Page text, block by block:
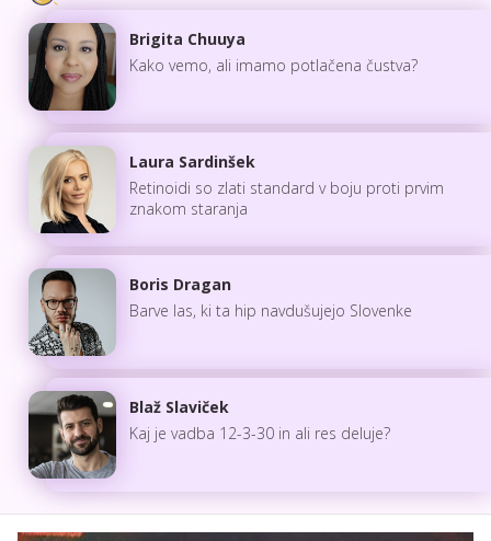
Brigita Chuuya
Kako vemo, ali imamo potlačena čustva?
Laura Sardinšek
Retinoidi so zlati standard v boju proti prvim
znakom staranja
Boris Dragan
Barve las, ki ta hip navdušujejo Slovenke
Blaž Slaviček
Kaj je vadba 12-3-30 in ali res deluje?